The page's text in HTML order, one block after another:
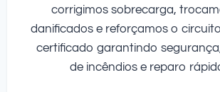
corrigimos sobrecarga,
danificados e reforçamos o
certificado garantindo
de incêndios e reparo